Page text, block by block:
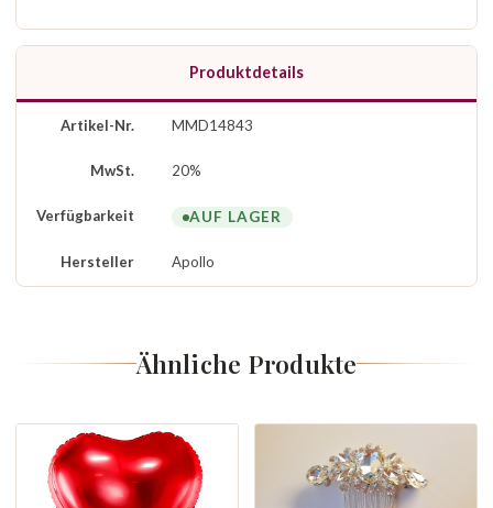
Produktdetails
Artikel-Nr. MMD14843
MwSt. 20%
Verfügbarkeit AUF LAGER
Hersteller Apollo
Ähnliche Produkte